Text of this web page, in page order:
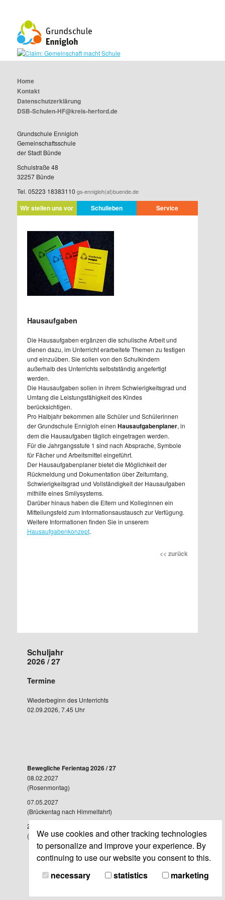
Home
Kontakt
Datenschutzerklärung
DSB-Schulen-HF@kreis-herford.de
Grundschule Ennigloh
Gemeinschaftsschule
der Stadt Bünde
Schulstraße 48
32257 Bünde
Tel. 05223 18383110 gs-ennigloh(at)buende.de
Wir stellen uns vor Schulleben Service
Hausaufgaben
Die Hausaufgaben ergänzen die schulische Arbeit und
dienen dazu, im Unterricht erarbeitete Themen zu festigen
und einzuüben. Sie sollen von den Schulkindern
außerhalb des Unterrichts selbstständig angefertigt
werden.
Die Hausaufgaben sollen in ihrem Schwierigkeitsgrad und
Umfang die Leistungsfähigkeit des Kindes
berücksichtigen.
Pro Halbjahr bekommen alle Schüler und Schülerinnen
der Grundschule Ennigloh einen Hausaufgabenplaner, in
dem die Hausaufgaben täglich eingetragen werden.
Für die Jahrgangsstufe 1 sind nach Absprache, Symbole
für Fächer und Arbeitsmittel eingeführt.
Der Hausaufgabenplaner bietet die Möglichkeit der
Rückmeldung und Dokumentation über Zeitumfang,
Schwierigkeitsgrad und Vollständigkeit der Hausaufgaben
mithilfe eines Smilysystems.
Darüber hinaus haben die Eltern und Kolleginnen ein
Mitteilungsfeld zum Informationsaustausch zur Verfügung.
Weitere Informationen finden Sie in unserem
Hausaufgabenkonzept.
<< zurück
Schuljahr
2026 / 27
Termine
Wiederbeginn des Unterrichts
02.09.2026, 7.45 Uhr
Bewegliche Ferientag 2026 / 27
08.02.2027
(Rosenmontag)
07.05.2027
(Brückentag nach Himmelfahrt)
28.05.2027
(Brückentag nach Fronleichnam)
We use cookies and other tracking technologies
to personalize and improve your experience. By
continuing to use our website you consent to this.
necessary
statistics marketing